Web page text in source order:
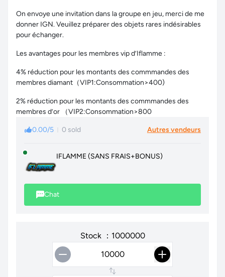
On envoye une invitation dans la groupe en jeu, merci de me
donner IGN. Veuillez préparer des objets rares indésirables
pour échanger.
Les avantages pour les membres vip d’Iflamme :
4% réduction pour les montants des commmandes des
membres diamant（VIP1:Consommation>400)
2% réduction pour les montants des commmandes des
membres d’or （VIP2:Consommation>800
0.00/5 0 sold Autres vendeurs
IFLAMME (SANS FRAIS+BONUS)
Chat
Stock ：1000000